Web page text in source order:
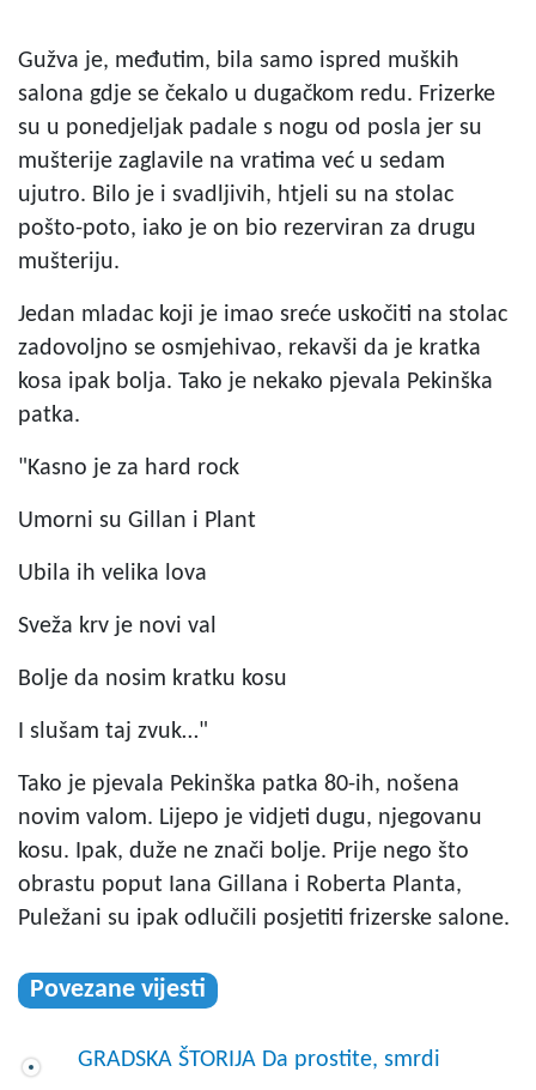
Gužva je, međutim, bila samo ispred muških
salona gdje se čekalo u dugačkom redu. Frizerke
su u ponedjeljak padale s nogu od posla jer su
mušterije zaglavile na vratima već u sedam
ujutro. Bilo je i svadljivih, htjeli su na stolac
pošto-poto, iako je on bio rezerviran za drugu
mušteriju.
Jedan mladac koji je imao sreće uskočiti na stolac
zadovoljno se osmjehivao, rekavši da je kratka
kosa ipak bolja. Tako je nekako pjevala Pekinška
patka.
"Kasno je za hard rock
Umorni su Gillan i Plant
Ubila ih velika lova
Sveža krv je novi val
Bolje da nosim kratku kosu
I slušam taj zvuk…"
Tako je pjevala Pekinška patka 80-ih, nošena
novim valom. Lijepo je vidjeti dugu, njegovanu
kosu. Ipak, duže ne znači bolje. Prije nego što
obrastu poput Iana Gillana i Roberta Planta,
Puležani su ipak odlučili posjetiti frizerske salone.
Povezane vijesti
GRADSKA ŠTORIJA Da prostite, smrdi